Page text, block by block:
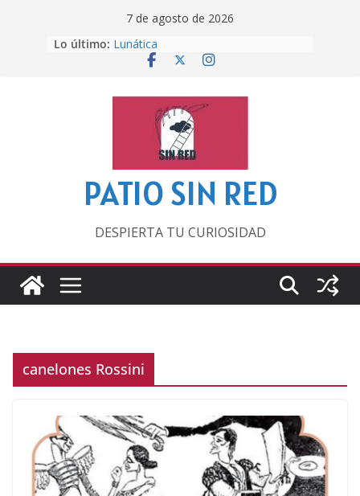
7 de agosto de 2026
Lo último: Lunática
Pero, hasta entonces…
‘La broma infinita’ de recomendar
lecturas veraniegas
Otra del Mundial
PATIO SIN RED
DESPIERTA TU CURIOSIDAD
canelones Rossini